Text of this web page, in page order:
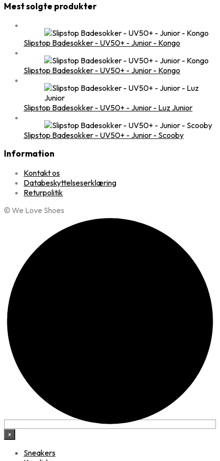
Mest solgte produkter
Slipstop Badesokker - UV50+ - Junior - Kongo
Slipstop Badesokker - UV50+ - Junior - Kongo
Slipstop Badesokker - UV50+ - Junior - Luz Junior
Slipstop Badesokker - UV50+ - Junior - Scooby
Information
Kontakt os
Databeskyttelseserklæring
Returpolitik
© We Love Shoes
×
Sneakers